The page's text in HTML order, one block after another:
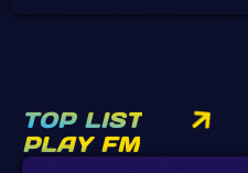
TOP LIST
PLAY FM